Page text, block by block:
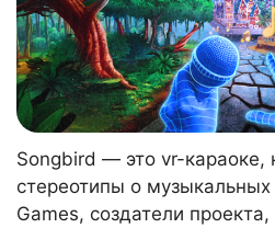
Songbird — это vr-караоке,
стереотипы о
Games, создатели